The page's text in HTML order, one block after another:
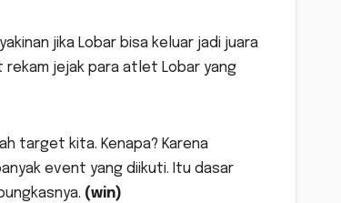
jika Lobar bisa keluar jadi juara
jejak para atlet Lobar yang
target kita. Kenapa? Karena
event yang diikuti. Itu dasar
(win)